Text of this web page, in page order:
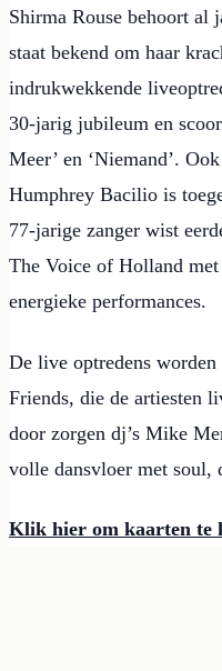
Shirma Rouse behoort al
staat bekend om haar
indrukwekkende
30-jarig jubileum en
Meer’ en ‘Niemand’.
Humphrey Bacilio is
77-jarige zanger wist
The Voice of Holland
energieke performances.
De live optredens
Friends, die de artiesten
door zorgen dj’s Mike
volle dansvloer met soul,
Klik hier om kaarten te